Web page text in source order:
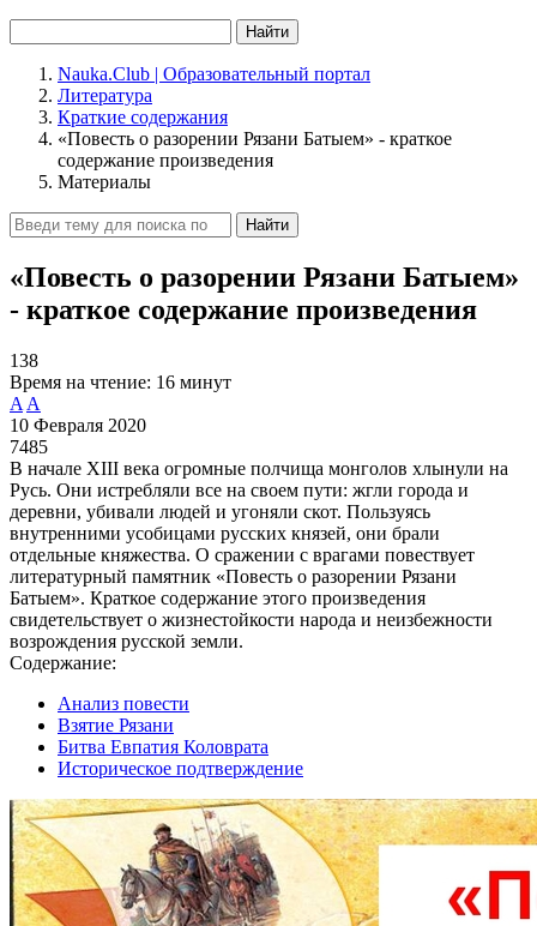
Найти
Nauka.Club | Образовательный портал
Литература
Краткие содержания
«Повесть о разорении Рязани Батыем» - краткое
содержание произведения
Материалы
Найти
«Повесть о разорении Рязани Батыем»
- краткое содержание произведения
138
Время на чтение: 16 минут
A A
10 Февраля 2020
7485
В начале XIII века огромные полчища монголов хлынули на
Русь. Они истребляли все на своем пути: жгли города и
деревни, убивали людей и угоняли скот. Пользуясь
внутренними усобицами русских князей, они брали
отдельные княжества. О сражении с врагами повествует
литературный памятник «Повесть о разорении Рязани
Батыем». Краткое содержание этого произведения
свидетельствует о жизнестойкости народа и неизбежности
возрождения русской земли.
Содержание:
Анализ повести
Взятие Рязани
Битва Евпатия Коловрата
Историческое подтверждение